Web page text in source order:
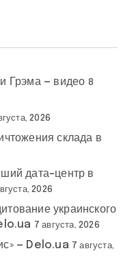
Грэма — видео 8
2026
склада в
дата-центр в
2026
украинского
7 августа, 2026
— Delo.ua 7 августа,